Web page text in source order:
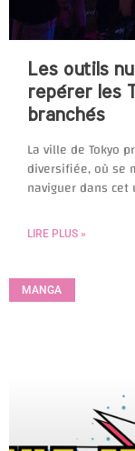
Les outils
repérer les
branchés
La ville de Tokyo
diversifiée, où se
naviguer dans
LIRE PLUS »
MANGA